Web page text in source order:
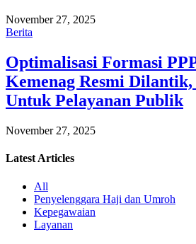
November 27, 2025
Berita
Optimalisasi Formasi
Kemenag Resmi
Untuk Pelayanan Publik
November 27, 2025
Latest Articles
All
Penyelenggara Haji dan Umroh
Kepegawaian
Layanan